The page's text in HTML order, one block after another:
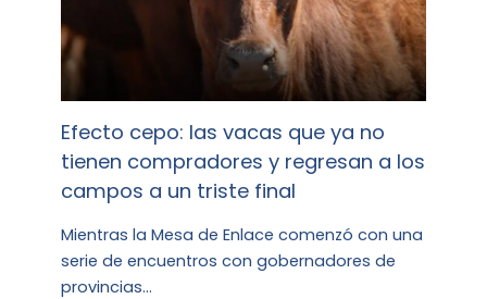
Efecto cepo: las vacas que ya no
tienen compradores y regresan a los
campos a un triste final
Mientras la Mesa de Enlace comenzó con una
serie de encuentros con gobernadores de
provincias…